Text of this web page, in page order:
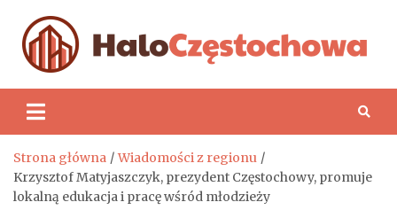
content
Strona główna
Wiadomości z regionu
Krzysztof Matyjaszczyk, prezydent Częstochowy, promuje
lokalną edukacja i pracę wśród młodzieży